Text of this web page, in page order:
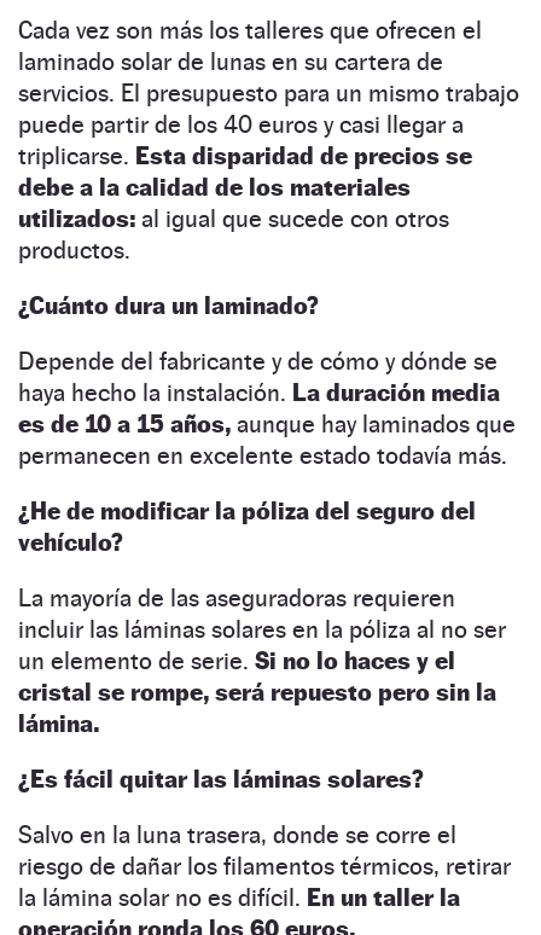
Cada vez son más los talleres que ofrecen el
laminado solar de lunas en su cartera de
servicios. El presupuesto para un mismo trabajo
puede partir de los 40 euros y casi llegar a
triplicarse. Esta disparidad de precios se
debe a la calidad de los materiales
utilizados: al igual que sucede con otros
productos.
¿Cuánto dura un laminado?
Depende del fabricante y de cómo y dónde se
haya hecho la instalación. La duración media
es de 10 a 15 años, aunque hay laminados que
permanecen en excelente estado todavía más.
¿He de modificar la póliza del seguro del
vehículo?
La mayoría de las aseguradoras requieren
incluir las láminas solares en la póliza al no ser
un elemento de serie. Si no lo haces y el
cristal se rompe, será repuesto pero sin la
lámina.
¿Es fácil quitar las láminas solares?
Salvo en la luna trasera, donde se corre el
riesgo de dañar los filamentos térmicos, retirar
la lámina solar no es difícil. En un taller la